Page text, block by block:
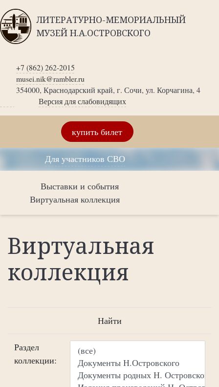
ЛИТЕРАТУРНО-МЕМОРИАЛЬНЫЙ
МУЗЕЙ Н.А.ОСТРОВСКОГО
+7 (862) 262-2015
musei.nik@rambler.ru
354000, Краснодарский край, г. Сочи, ул. Корчагина, 4
Версия для слабовидящих
купить билет
Для участников СВО
Выставки и события
Виртуальная коллекция
Виртуальная
коллекция
Найти
Раздел
коллекции: